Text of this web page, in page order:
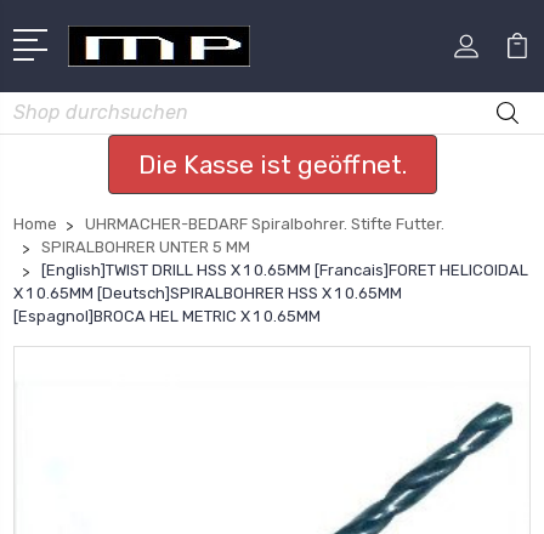
Suchen
Die Kasse ist geöffnet.
Home
UHRMACHER-BEDARF Spiralbohrer. Stifte Futter.
SPIRALBOHRER UNTER 5 MM
[English]TWIST DRILL HSS X 1 0.65MM [Francais]FORET HELICOIDAL
X 1 0.65MM [Deutsch]SPIRALBOHRER HSS X 1 0.65MM
[Espagnol]BROCA HEL METRIC X 1 0.65MM